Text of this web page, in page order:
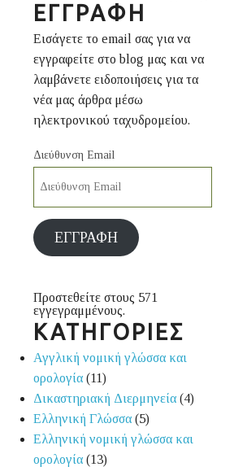
ΕΓΓΡΑΦΉ
Εισάγετε το email σας για να
εγγραφείτε στο blog μας και να
λαμβάνετε ειδοποιήσεις για τα
νέα μας άρθρα μέσω
ηλεκτρονικού ταχυδρομείου.
Διεύθυνση Email
ΕΓΓΡΑΦΉ
Προστεθείτε στους 571
εγγεγραμμένους.
ΚΑΤΗΓΟΡΙΕΣ
Αγγλική νομική γλώσσα και
ορολογία (11)
Δικαστηριακή Διερμηνεία (4)
Ελληνική Γλώσσα (5)
Ελληνική νομική γλώσσα και
ορολογία (13)